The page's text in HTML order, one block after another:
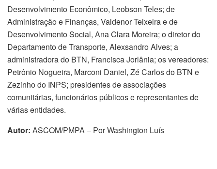
Desenvolvimento Econômico, Leobson Teles; de
Administração e Finanças, Valdenor Teixeira e de
Desenvolvimento Social, Ana Clara Moreira; o diretor do
Departamento de Transporte, Alexsandro Alves; a
administradora do BTN, Francisca Jorlânia; os vereadores:
Petrônio Nogueira, Marconi Daniel, Zé Carlos do BTN e
Zezinho do INPS; presidentes de associações
comunitárias, funcionários públicos e representantes de
várias entidades.
Autor: ASCOM/PMPA – Por Washington Luís